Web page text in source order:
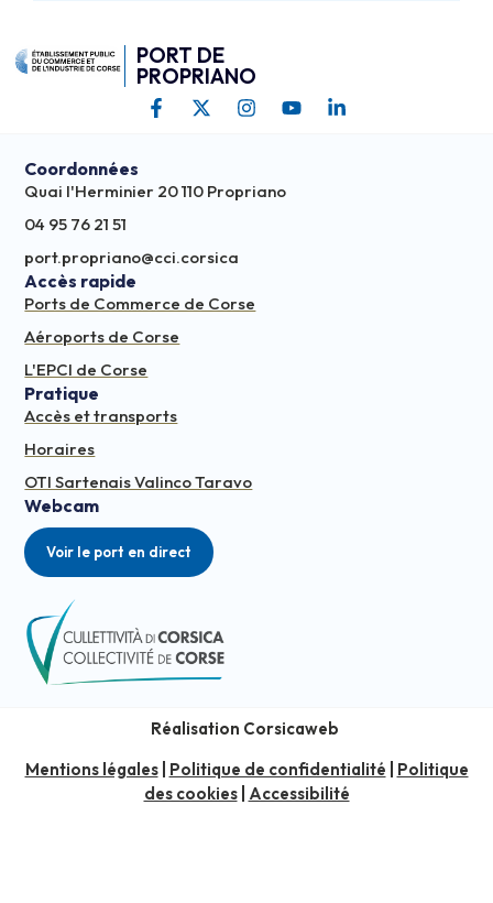
PORT DE
PROPRIANO
Coordonnées
Quai l'Herminier 20 110 Propriano
04 95 76 21 51
port.propriano@cci.corsica
Accès rapide
Ports de Commerce de Corse
Aéroports de Corse
L'EPCI de Corse
Pratique
Accès et transports
Horaires
OTI Sartenais Valinco Taravo
Webcam
Voir le port en direct
Réalisation Corsicaweb
Mentions légales| Politique de confidentialité
Politique
des cookies| Accessibilité